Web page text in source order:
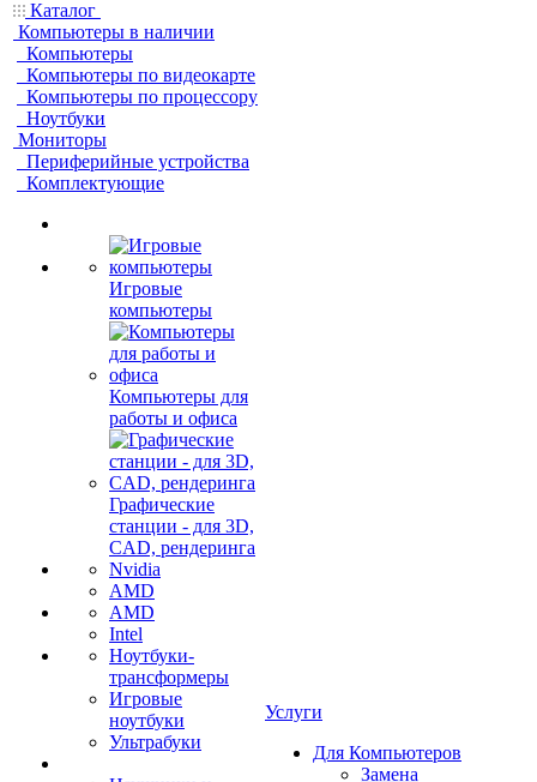
Каталог
Компьютеры в наличии
Компьютеры
Компьютеры по видеокарте
Компьютеры по процессору
Ноутбуки
Мониторы
Периферийные устройства
Комплектующие
Игровые
компьютеры
Компьютеры для
работы и офиса
Графические
станции - для 3D,
CAD, рендеринга
Nvidia
AMD
AMD
Intel
Ноутбуки-
трансформеры
Игровые
ноутбуки
Ультрабуки
Услуги
Для Компьютеров
Замена